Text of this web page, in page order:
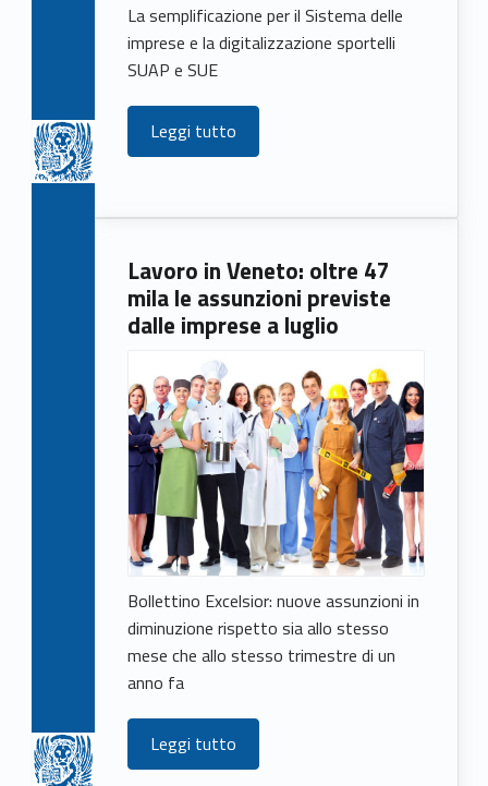
La semplificazione per il Sistema delle
imprese e la digitalizzazione sportelli
SUAP e SUE
Leggi tutto
Lavoro in Veneto: oltre 47
mila le assunzioni previste
dalle imprese a luglio
Bollettino Excelsior: nuove assunzioni in
diminuzione rispetto sia allo stesso
mese che allo stesso trimestre di un
anno fa
Leggi tutto